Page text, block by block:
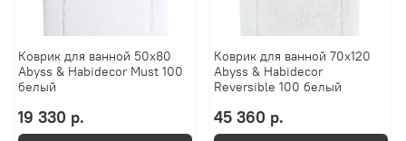
Коврик для ванной 50х80
Abyss & Habidecor Must 100
белый
19 330 р.
Коврик для ванной 70х120
Abyss & Habidecor
Reversible 100 белый
45 360 р.